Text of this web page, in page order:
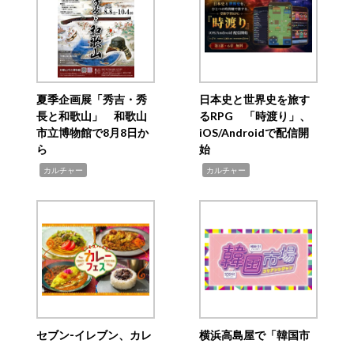
夏季企画展「秀吉・秀
長と和歌山」 和歌山
市立博物館で8月8日か
ら
カルチャー
日本史と世界史を旅す
るRPG 「時渡り」、
iOS/Androidで配信開
始
カルチャー
セブン‐イレブン、カレ
横浜高島屋で「韓国市